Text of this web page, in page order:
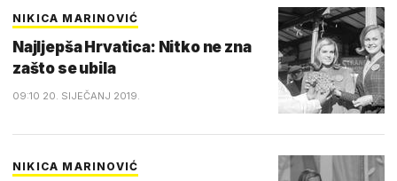
NIKICA MARINOVIĆ
Najljepša Hrvatica: Nitko ne zna
zašto se ubila
09:10 20. SIJEČANJ 2019.
NIKICA MARINOVIĆ